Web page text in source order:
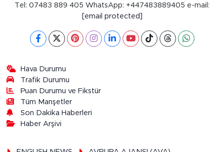
Tel: 07483 889 405 WhatsApp: +447483889405 e-mail:
[email protected]
Hava Durumu
Trafik Durumu
Puan Durumu ve Fikstür
Tüm Manşetler
Son Dakika Haberleri
Haber Arşivi